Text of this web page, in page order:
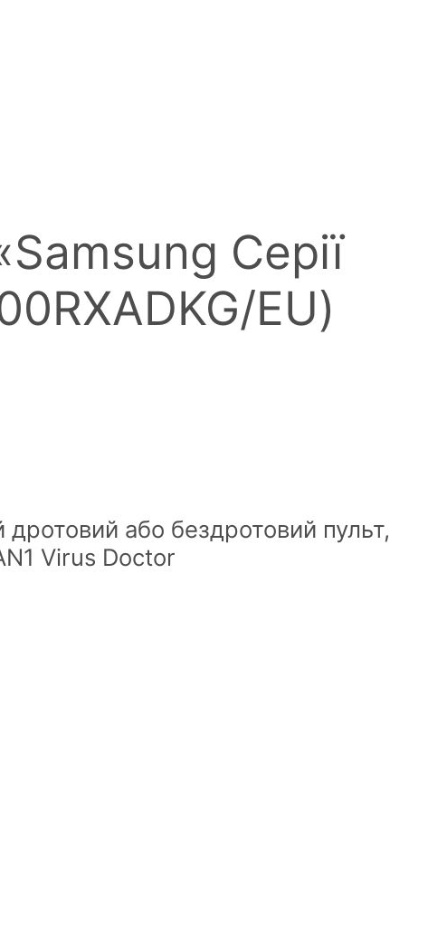
Серії
EU)
або бездротовий пульт,
Virus Doctor